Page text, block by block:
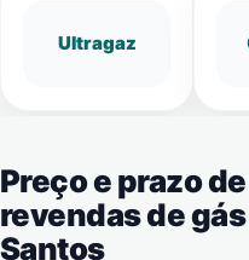
Ultragaz
Preço e prazo
revendas de
Santos